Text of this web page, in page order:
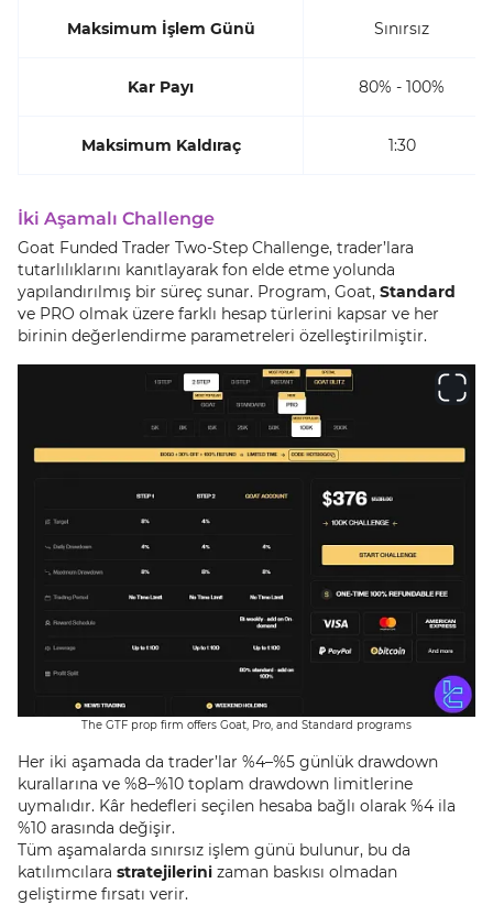
Maksimum İşlem Günü Sınırsız
Kar Payı 80% - 100%
Maksimum Kaldıraç 1:30
İki Aşamalı Challenge
Goat Funded Trader Two-Step Challenge, trader’lara
tutarlılıklarını kanıtlayarak fon elde etme yolunda
yapılandırılmış bir süreç sunar. Program, Goat, Standard
ve PRO olmak üzere farklı hesap türlerini kapsar ve her
birinin değerlendirme parametreleri özelleştirilmiştir.
The GTF prop firm offers Goat, Pro, and Standard programs
Her iki aşamada da trader’lar %4–%5 günlük drawdown
kurallarına ve %8–%10 toplam drawdown limitlerine
uymalıdır. Kâr hedefleri seçilen hesaba bağlı olarak %4 ila
%10 arasında değişir.
Tüm aşamalarda sınırsız işlem günü bulunur, bu da
katılımcılara stratejilerini zaman baskısı olmadan
geliştirme fırsatı verir.